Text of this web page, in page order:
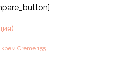
Creme 155